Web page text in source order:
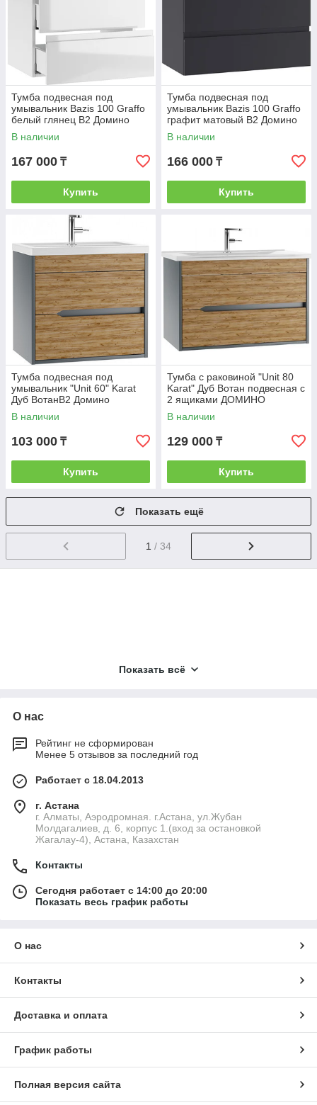
Тумба подвесная под
умывальник Bazis 100 Graffo
белый глянец В2 Домино
DGr2403T
В наличии
167 000 ₸
Купить
Тумба подвесная под
умывальник Bazis 100 Graffo
графит матовый В2 Домино
DGr2404T
В наличии
166 000 ₸
Купить
Тумба подвесная под
умывальник "Unit 60" Karat
Дуб ВотанВ2 Домино
В наличии
103 000 ₸
Купить
Тумба с раковиной "Unit 80
Karat" Дуб Вотан подвесная с
2 ящиками ДОМИНО
В наличии
129 000 ₸
Купить
Показать ещё
1 / 34
Показать всё
О нас
Рейтинг не сформирован
Менее 5 отзывов за последний год
Работает с 18.04.2013
г. Астана
г. Алматы, Аэродромная. г.Астана, ул.Жубан
Молдагалиев, д. 6, корпус 1.(вход за остановкой
Жагалау-4), Астана, Казахстан
Контакты
Сегодня работает с 14:00 до 20:00
Показать весь график работы
О нас
Контакты
Доставка и оплата
График работы
Полная версия сайта